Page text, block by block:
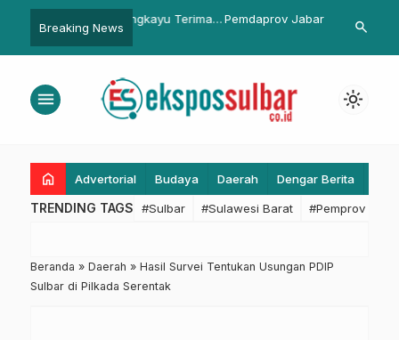
Breaking News
Pemdaprov Jabar Kembangkan
Bandara Kertajati
Bangun
PT. Telkom
search
menu light_mode
home Advertorial Budaya Daerah Dengar Berita
TRENDING TAGS #Sulbar #Sulawesi Barat #Pemprov
Beranda » Daerah » Hasil Survei Tentukan Usungan PDIP
Sulbar di Pilkada Serentak